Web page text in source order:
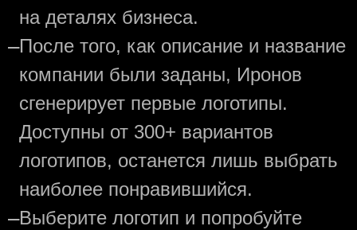
на деталях бизнеса.
—После того, как описание и название
компании были заданы, Иронов
сгенерирует первые логотипы.
Доступны от 300+ вариантов
логотипов, останется лишь выбрать
наиболее понравившийся.
—Выберите логотип и попробуйте